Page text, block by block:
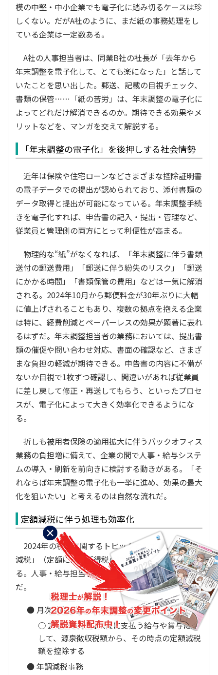
×
模の中堅・中小企業でも電子化に踏み切るケースは珍
しくない。だがA社のように、まだ紙の事務処理をし
ている企業は一定数ある。
A社の人事担当者は、同業B社の社長が「去年から
年末調整を電子化して、とても楽になった」と話して
いたことを思い出した。郵送、記載の目視チェック、
書類の保管……「紙の苦労」は、年末調整の電子化に
よってどれだけ解消できるのか。期待できる効果やメ
リットなどを、マンガを交えて解説する。
「年末調整の電子化」を後押しする社会情勢
近年は保険や住宅ローンなどさまざまな控除証明書
の電子データでの提出が認められており、添付書類の
データ取得と提出が可能になっている。年末調整手続
きを電子化すれば、申告書の記入・提出・管理など、
従業員と管理側の両方にとって利便性が高まる。
物理的な“紙”がなくなれば、「年末調整に伴う書類
送付の郵送費用」「郵送に伴う紛失のリスク」「郵送
にかかる時間」「書類保管の費用」などは一気に解消
される。2024年10月から郵便料金が30年ぶりに大幅
に値上げされることもあり、複数の拠点を抱える企業
は特に、経費削減とペーパーレスの効果が顕著に表れ
るはずだ。年末調整担当者の業務においては、提出書
類の催促や問い合わせ対応、書面の確認など、さまざ
まな負担の軽減が期待できる。申告書の内容に不備が
ないか目視で1枚ずつ確認し、間違いがあれば従業員
に差し戻して修正・再送してもらう、といったプロセ
スが、電子化によって大きく効率化できるようにな
る。
折しも被用者保険の適用拡大に伴うバックオフィス
業務の負担増に備えて、企業の間で人事・給与システ
ムの導入・刷新を前向きに検討する動きがある。「そ
れならば年末調整の電子化も一挙に進め、効果の最大
化を狙いたい」と考えるのは自然な流れだ。
定額減税に伴う処理も効率化
2024年の税制に関するトピックとしては、「定額
減税」（定額による所得税の特別控除）が挙げられ
る。人事・給与担当者に発生する業務は以下の2つ
だ。
● 月次減税事務
○ 2024年6月1日以後に支払う給与や賞与に対
して、源泉徴収税額から、その時点の定額減税
額を控除する
● 年調減税事務